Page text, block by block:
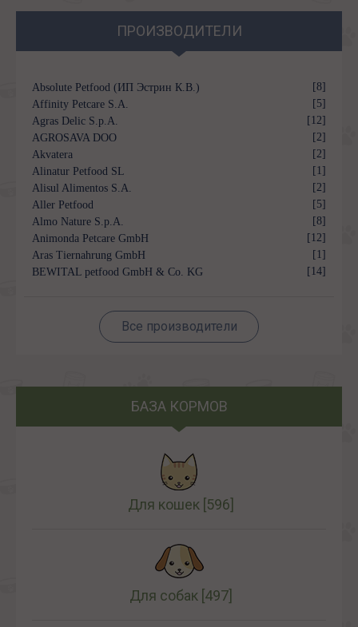
ПРОИЗВОДИТЕЛИ
Absolute Petfood (ИП Эстрин К.В.)
[8]
Affinity Petcare S.A.
[5]
Agras Delic S.p.A.
[12]
AGROSAVA DOO
[2]
Akvatera
[2]
Alinatur Petfood SL
[1]
Alisul Alimentos S.A.
[2]
Aller Petfood
[5]
Almo Nature S.p.A.
[8]
Animonda Petcare GmbH
[12]
Aras Tiernahrung GmbH
[1]
BEWITAL petfood GmbH & Co. KG
[14]
Все производители
БАЗА КОРМОВ
Для кошек [596]
Для собак [497]